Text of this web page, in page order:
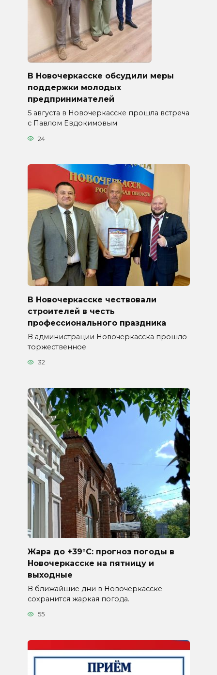
В Новочеркасске обсудили меры
поддержки молодых
предпринимателей
5 августа в Новочеркасске прошла встреча
с Павлом Евдокимовым
24
В Новочеркасске чествовали
строителей в честь
профессионального праздника
В администрации Новочеркасска прошло
торжественное
32
Жара до +39°C: прогноз погоды в
Новочеркасске на пятницу и
выходные
В ближайшие дни в Новочеркасске
сохранится жаркая погода.
55